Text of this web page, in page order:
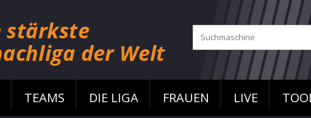
TEAMS DIE LIGA FRAUEN LIVE